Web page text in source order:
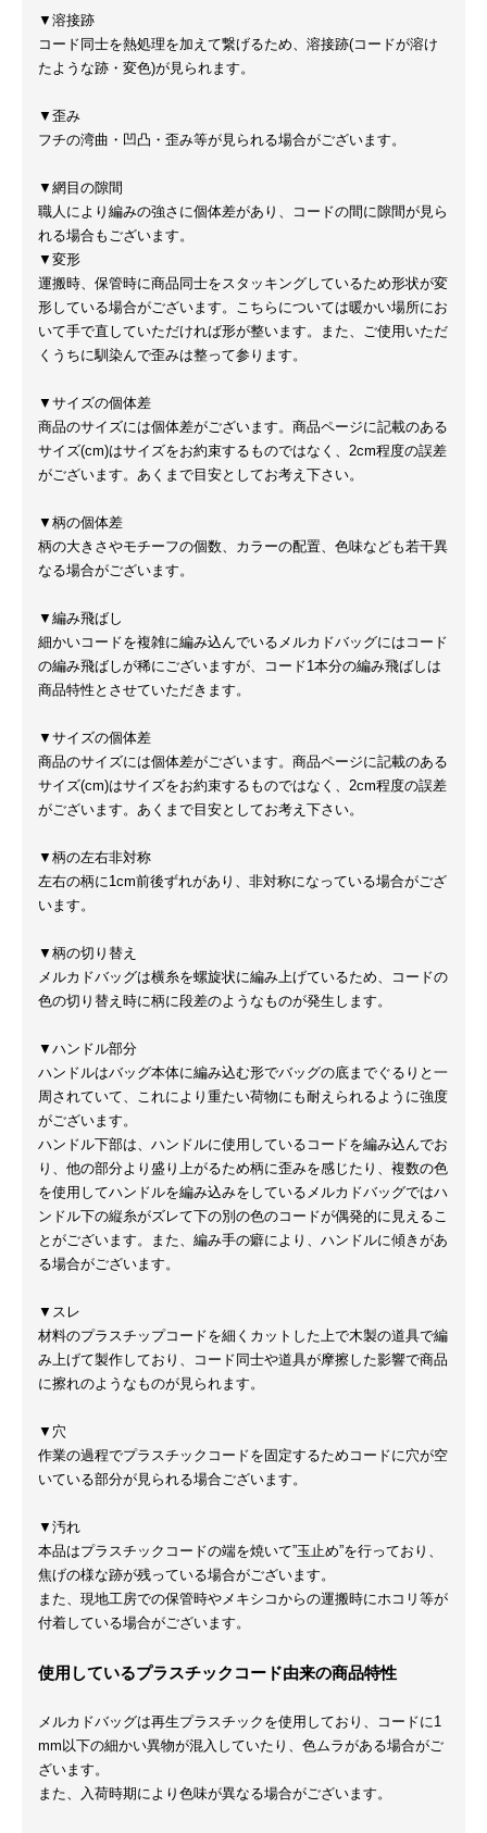
▼溶接跡
コード同士を熱処理を加えて繋げるため、溶接跡(コードが溶け
たような跡・変色)が見られます。
▼歪み
フチの湾曲・凹凸・歪み等が見られる場合がございます。
▼網目の隙間
職人により編みの強さに個体差があり、コードの間に隙間が見ら
れる場合もございます。
▼変形
運搬時、保管時に商品同士をスタッキングしているため形状が変
形している場合がございます。こちらについては暖かい場所にお
いて手で直していただければ形が整います。また、ご使用いただ
くうちに馴染んで歪みは整って参ります。
▼サイズの個体差
商品のサイズには個体差がございます。商品ページに記載のある
サイズ(cm)はサイズをお約束するものではなく、2cm程度の誤差
がございます。あくまで目安としてお考え下さい。
▼柄の個体差
柄の大きさやモチーフの個数、カラーの配置、色味なども若干異
なる場合がございます。
▼編み飛ばし
細かいコードを複雑に編み込んでいるメルカドバッグにはコード
の編み飛ばしが稀にございますが、コード1本分の編み飛ばしは
商品特性とさせていただきます。
▼サイズの個体差
商品のサイズには個体差がございます。商品ページに記載のある
サイズ(cm)はサイズをお約束するものではなく、2cm程度の誤差
がございます。あくまで目安としてお考え下さい。
▼柄の左右非対称
左右の柄に1cm前後ずれがあり、非対称になっている場合がござ
います。
▼柄の切り替え
メルカドバッグは横糸を螺旋状に編み上げているため、コードの
色の切り替え時に柄に段差のようなものが発生します。
▼ハンドル部分
ハンドルはバッグ本体に編み込む形でバッグの底までぐるりと一
周されていて、これにより重たい荷物にも耐えられるように強度
がございます。
ハンドル下部は、ハンドルに使用しているコードを編み込んでお
り、他の部分より盛り上がるため柄に歪みを感じたり、複数の色
を使用してハンドルを編み込みをしているメルカドバッグではハ
ンドル下の縦糸がズレて下の別の色のコードが偶発的に見えるこ
とがございます。また、編み手の癖により、ハンドルに傾きがあ
る場合がございます。
▼スレ
材料のプラスチップコードを細くカットした上で木製の道具で編
み上げて製作しており、コード同士や道具が摩擦した影響で商品
に擦れのようなものが見られます。
▼穴
作業の過程でプラスチックコードを固定するためコードに穴が空
いている部分が見られる場合ございます。
▼汚れ
本品はプラスチックコードの端を焼いて”玉止め”を行っており、
焦げの様な跡が残っている場合がございます。
また、現地工房での保管時やメキシコからの運搬時にホコリ等が
付着している場合がございます。
使用しているプラスチックコード由来の商品特性
メルカドバッグは再生プラスチックを使用しており、コードに1
mm以下の細かい異物が混入していたり、色ムラがある場合がご
ざいます。
また、入荷時期により色味が異なる場合がございます。